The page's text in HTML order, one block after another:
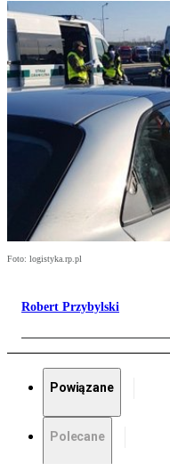
Foto: logistyka.rp.pl
Robert Przybylski
Powiązane
Polecane